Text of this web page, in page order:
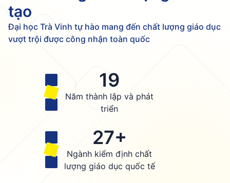
tạo
Đại học Trà Vinh tự hào mang đến chất lượng giáo dục
vượt trội được công nhận toàn quốc
19
Năm thành lập và phát
triển
27+
Ngành kiểm định chất
lượng giáo dục quốc tế